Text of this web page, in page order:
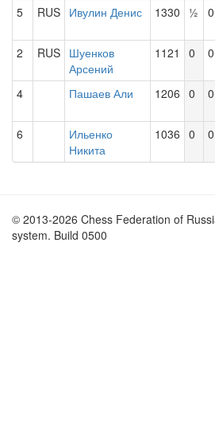
5 RUS Ивулин Денис 1330 ½ 0
2 RUS Шуенков
Арсений
1121 0 0
4 Пашаев Али 1206 0 0
6
Ильенко
Никита
1036 0 0
© 2013-2026 Chess Federation of
system. Build 0500